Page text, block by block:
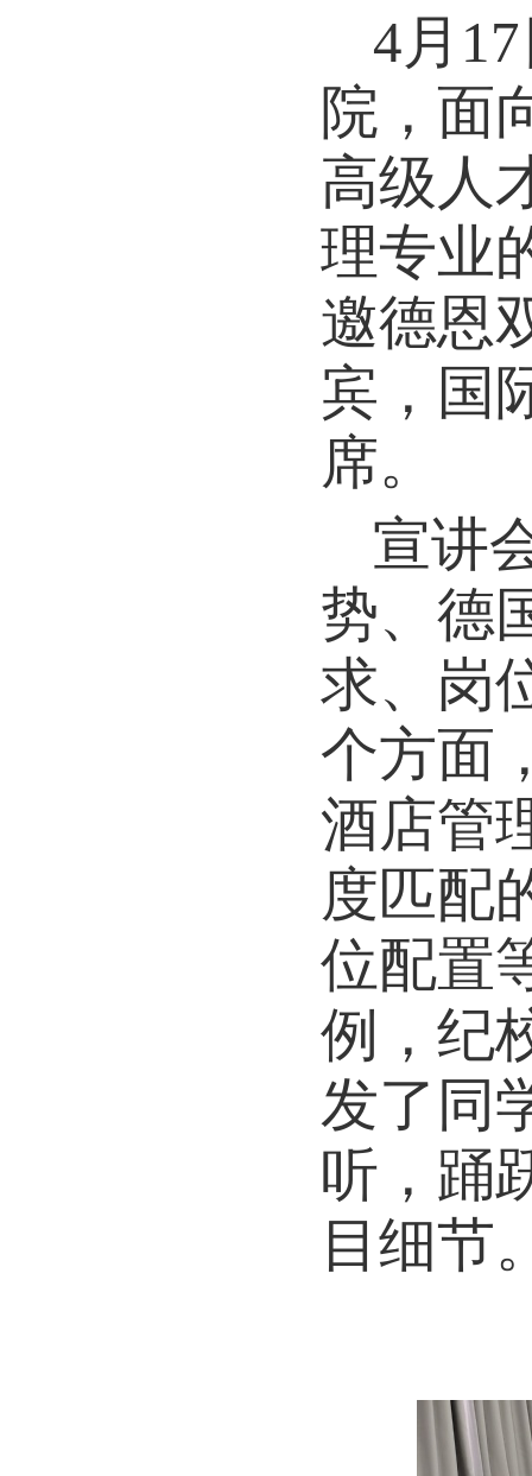
4月
院，面
高级人
理专业
邀德恩
宾，国
席。
宣讲
势、德
求、岗
个方面
酒店管
度匹配
位配置
例，纪
发了同
听，踊
目细节